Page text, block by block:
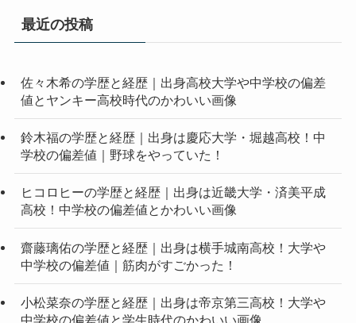
最近の投稿
佐々木希の学歴と経歴｜出身高校大学や中学校の偏差
値とヤンキー高校時代のかわいい画像
鈴木福の学歴と経歴｜出身は慶応大学・堀越高校！中
学校の偏差値｜野球をやっていた！
ヒコロヒーの学歴と経歴｜出身は近畿大学・済美平成
高校！中学校の偏差値とかわいい画像
齋藤璃佑の学歴と経歴｜出身は横手城南高校！大学や
中学校の偏差値｜筋肉がすごかった！
小松菜奈の学歴と経歴｜出身は帝京第三高校！大学や
中学校の偏差値と学生時代のかわいい画像